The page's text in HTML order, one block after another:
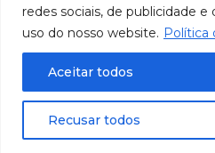
redes sociais, de publicidade e
uso do nosso website. Política
Recusar todos
Aceitar todos
Copyright 2026. Todos
Produzido por